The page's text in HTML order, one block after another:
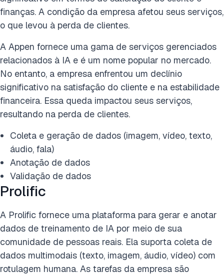
finanças. A condição da empresa afetou seus serviços,
o que levou à perda de clientes.
A Appen fornece uma gama de serviços gerenciados
relacionados à IA e é um nome popular no mercado.
No entanto, a empresa enfrentou um declínio
significativo na satisfação do cliente e na estabilidade
financeira. Essa queda impactou seus serviços,
resultando na perda de clientes.
Coleta e geração de dados (imagem, vídeo, texto,
áudio, fala)
Anotação de dados
Validação de dados
Prolific
A Prolific fornece uma plataforma para gerar e anotar
dados de treinamento de IA por meio de sua
comunidade de pessoas reais. Ela suporta coleta de
dados multimodais (texto, imagem, áudio, vídeo) com
rotulagem humana. As tarefas da empresa são